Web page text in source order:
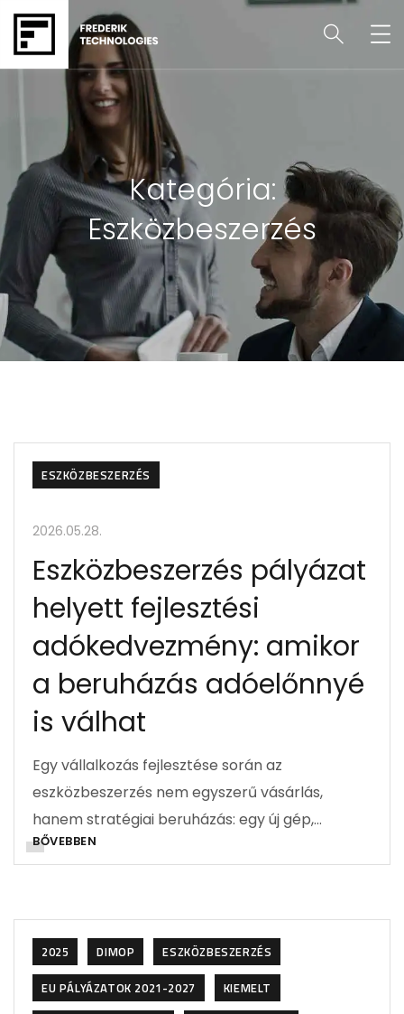
Kategória:
Eszközbeszerzés
ESZKÖZBESZERZÉS
2026.05.28.
Eszközbeszerzés pályázat
helyett fejlesztési
adókedvezmény: amikor
a beruházás adóelőnnyé
is válhat
Egy vállalkozás fejlesztése során az
eszközbeszerzés nem egyszerű vásárlás,
hanem stratégiai beruházás: egy új gép,…
BŐVEBBEN
2025 DIMOP
ESZKÖZBESZERZÉS
EU PÁLYÁZATOK 2021-2027
KIEMELT